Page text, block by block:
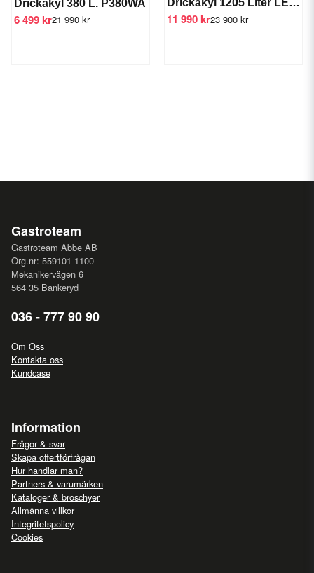
Drickakyl 380 L. P380WA
21 990 kr
6 499 kr
Drickakyl 1205 Liter LEMON 1270C
23 900 kr
11 990 kr
Gastroteam
Gastroteam Abbe AB
Org.nr: 559101-1100
Mekanikervägen 6
564 35 Bankeryd
036 - 777 90 90
Om Oss
Kontakta oss
Kundcase
Information
Frågor & svar
Skapa offertförfrågan
Hur handlar man?
Partners & varumärken
Kataloger & broschyer
Allmänna villkor
Integritetspolicy
Cookies